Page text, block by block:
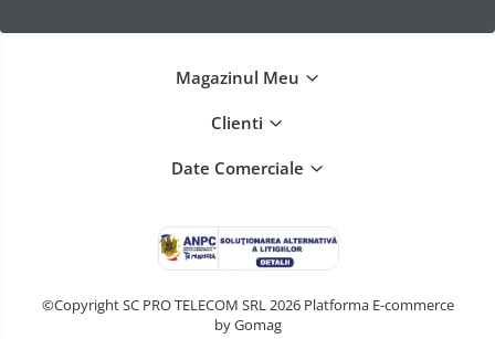
Magazinul Meu
Clienti
Date Comerciale
©Copyright SC PRO TELECOM SRL 2026 Platforma E-commerce
by Gomag